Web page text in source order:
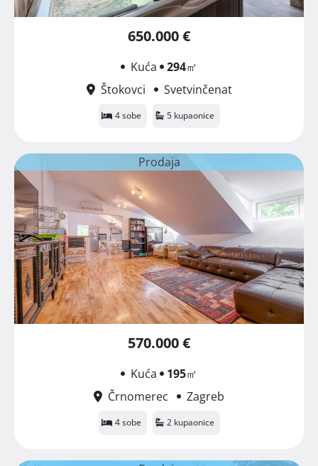
650.000 €
Kuća 294㎡
Štokovci
Svetvinčenat
4 sobe 5 kupaonice
Prodaja
570.000 €
Kuća 195㎡
Črnomerec
Zagreb
4 sobe 2 kupaonice